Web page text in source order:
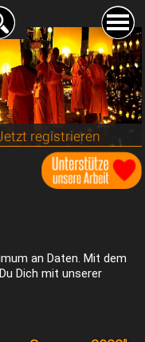
registrieren
an Daten. Mit dem
Dich mit unserer